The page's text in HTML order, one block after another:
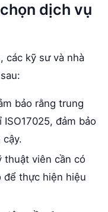
dịch vụ
các kỹ sư và nhà
bảo rằng trung
đảm bảo
thuật viên cần có
để thực hiện hiệu